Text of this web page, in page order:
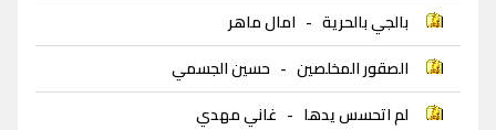
بالجي بالحرية - امال ماهر
الصقور المخلصين - حسين الجسمي
لم اتحسس يدها - غاني مهدي